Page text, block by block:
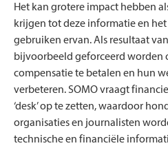
Het kan grotere impact hebben
krijgen tot deze informatie en
gebruiken ervan. Als resultaat
bijvoorbeeld geforceerd worden
compensatie te betalen en hun
verbeteren. SOMO vraagt
‘desk’ op te zetten, waardoor
organisaties en journalisten
technische en financiële